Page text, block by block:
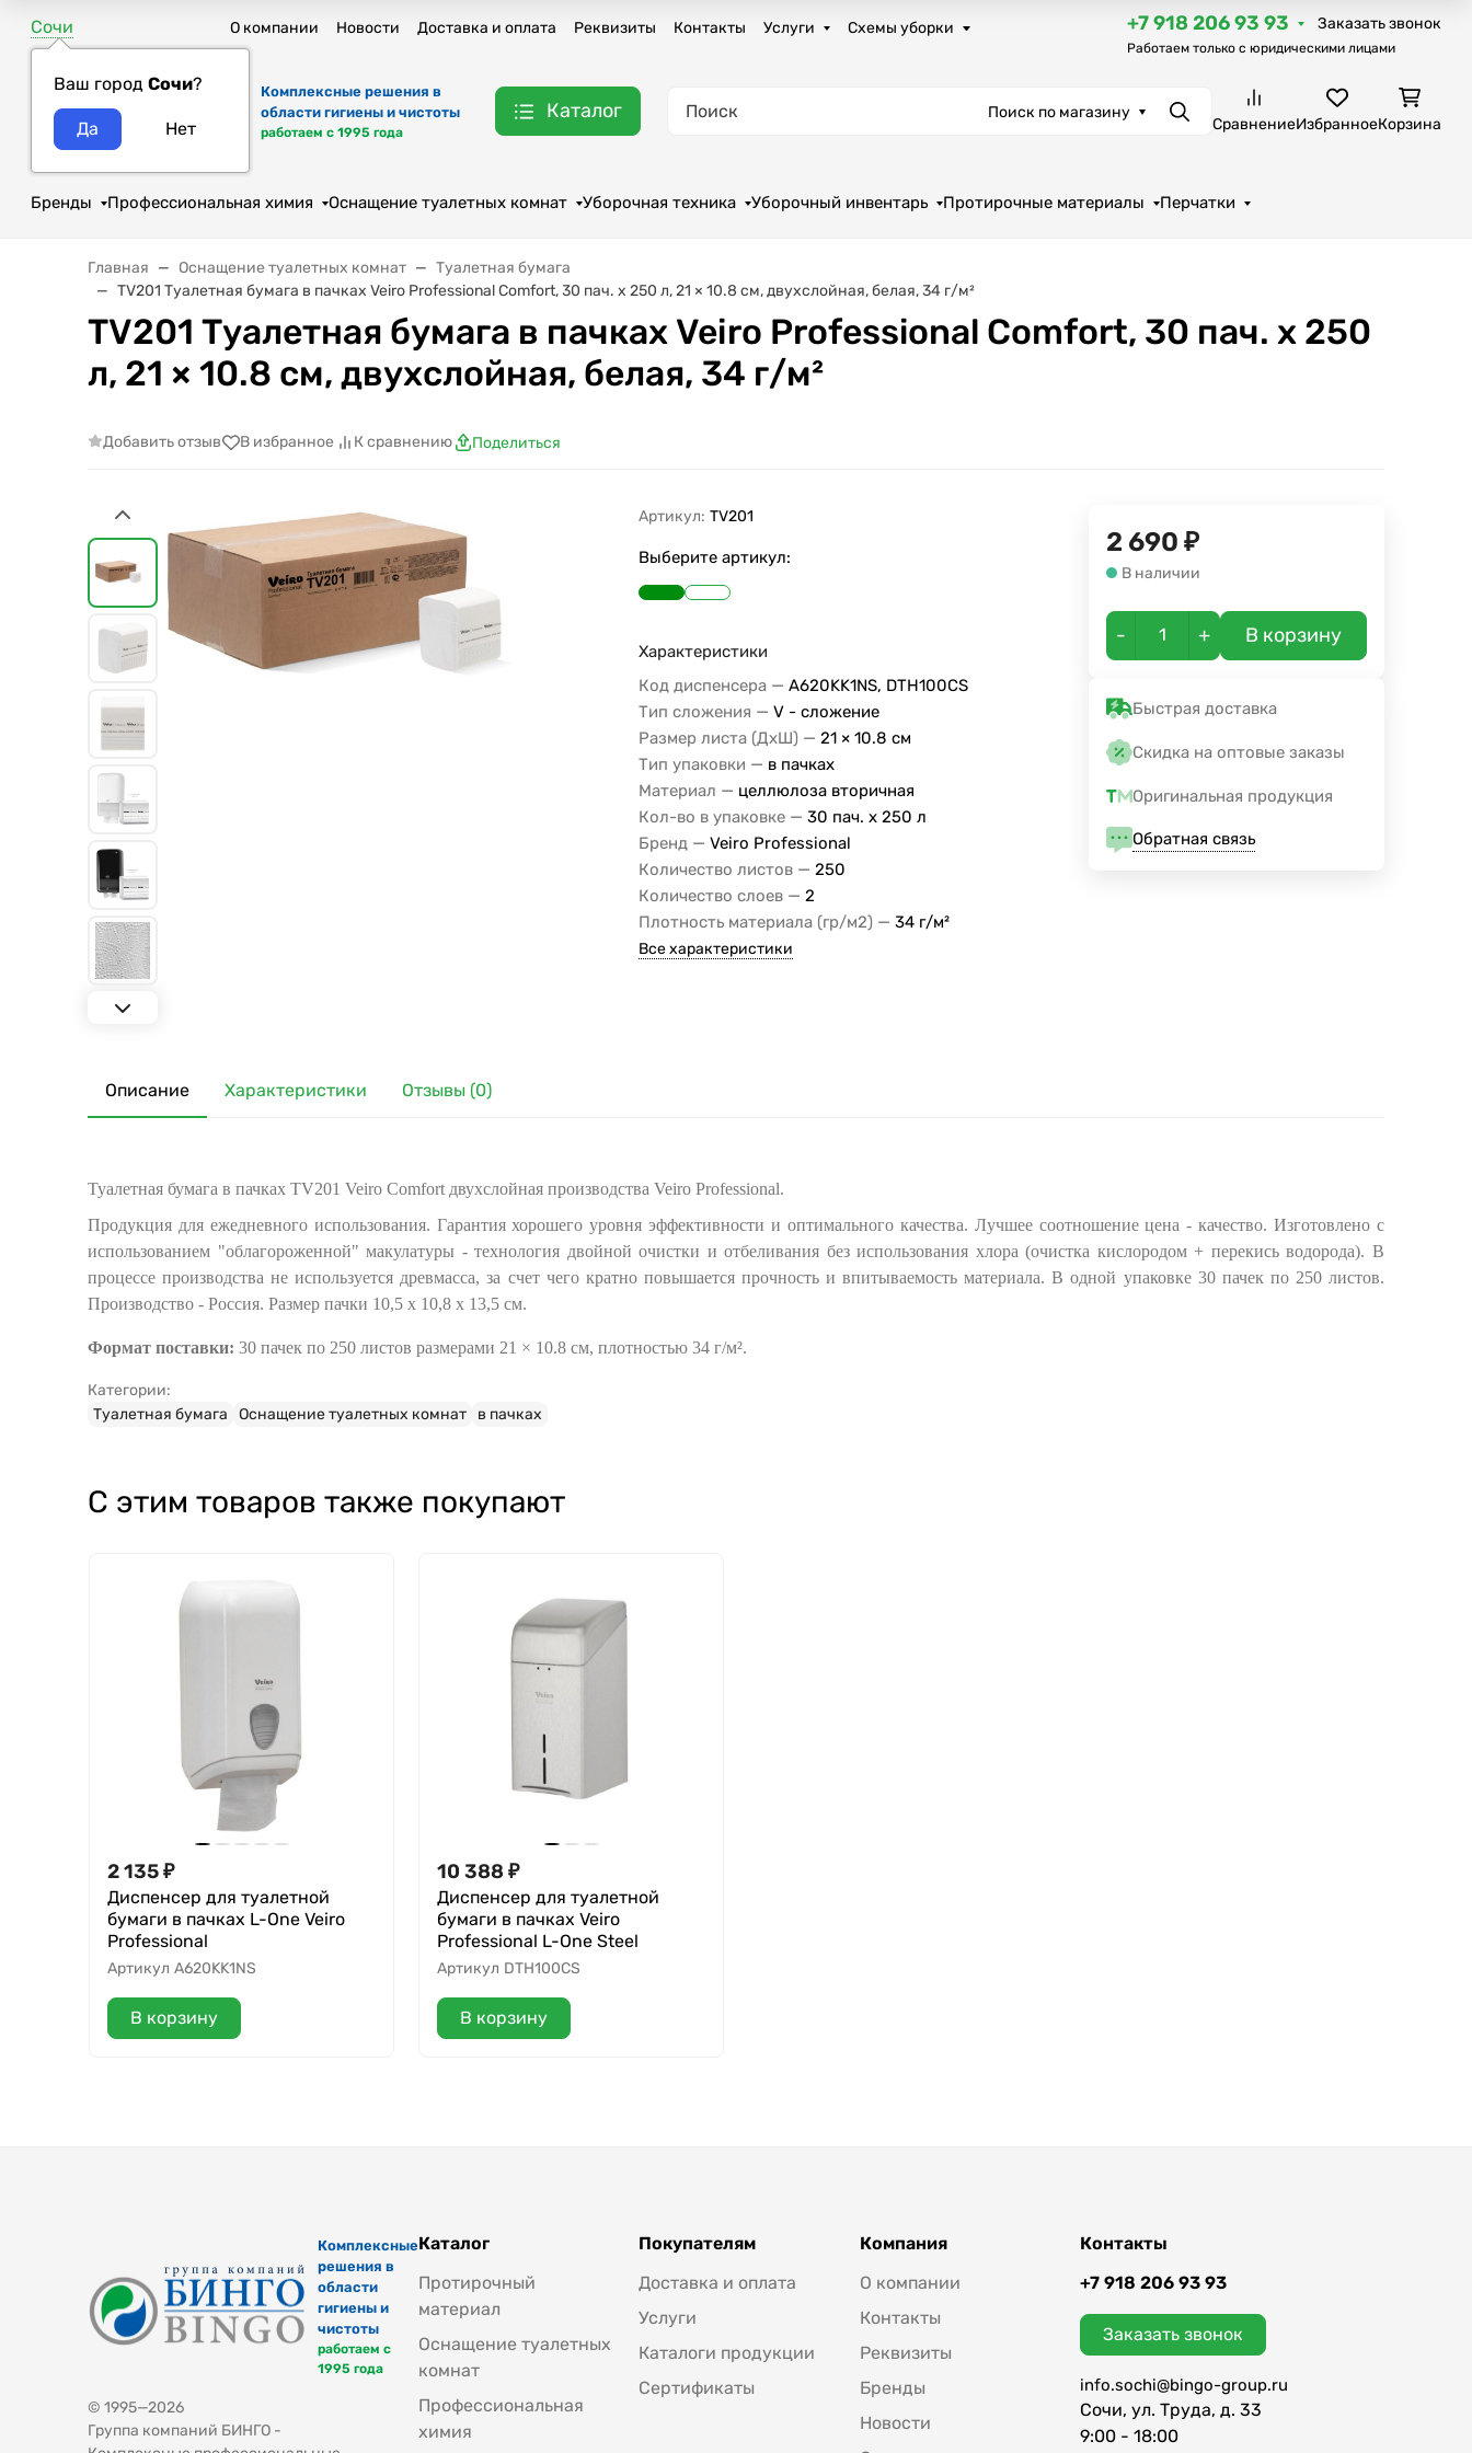
Сочи
Ваш город Сочи?
О компании Новости Доставка и оплата Реквизиты Контакты Услуги Схемы уборки +7 918 206 93 93 Заказать звонок
Работаем только с юридическими лицами
Комплексные решения в
области гигиены и чистоты
работаем с 1995 года
Каталог Поиск по магазину ПоискСравнениеИзбранноеКорзина
Бренды Профессиональная химия Оснащение туалетных комнат Уборочная техника Уборочный инвентарь Протирочные материалы Перчатки
Главная Оснащение туалетных комнат
Туалетная бумага
TV201 Туалетная бумага в пачках Veiro Professional Comfort, 30 пач. х 250 л, 21 × 10.8 см, двухслойная, белая, 34 г/м²
TV201 Туалетная бумага в пачках Veiro Professional Comfort, 30 пач. х 250
л, 21 × 10.8 см, двухслойная, белая, 34 г/м²
Добавить отзыв В избранное К сравнению Поделиться
Артикул: TV201
Выберите артикул:
Характеристики
Код диспенсера — A620KK1NS, DTH100CS
Тип сложения — V - сложение
Размер листа (ДхШ) — 21 × 10.8 см
Тип упаковки — в пачках
Материал — целлюлоза вторичная
Кол-во в упаковке — 30 пач. х 250 л
Бренд — Veiro Professional
Количество листов — 250
Количество слоев — 2
Плотность материала (гр/м2) — 34 г/м²
Все характеристики
2 690 ₽
В наличии
- + В корзину
Быстрая доставка
Скидка на оптовые заказы
Оригинальная продукция
Обратная связь
Описание Характеристики Отзывы (0)
Туалетная бумага в пачках TV201 Veiro Comfort двухслойная производства Veiro Professional.
Продукция для ежедневного использования. Гарантия хорошего уровня эффективности и оптимального качества. Лучшее соотношение цена - качество. Изготовлено с
использованием "облагороженной" макулатуры - технология двойной очистки и отбеливания без использования хлора (очистка кислородом + перекись водорода). В
процессе производства не используется древмасса, за счет чего кратно повышается прочность и впитываемость материала. В одной упаковке 30 пачек по 250 листов.
Производство - Россия. Размер пачки 10,5 х 10,8 х 13,5 см.
Формат поставки: 30 пачек по 250 листов размерами 21 × 10.8 см, плотностью 34 г/м².
Категории:
Туалетная бумага
Оснащение туалетных комнат в пачках
С этим товаров также покупают
2 135₽
Диспенсер для туалетной
бумаги в пачках L-One Veiro
Professional
Артикул A620KK1NS
В корзину
10 388 ₽
Диспенсер для туалетной
бумаги в пачках Veiro
Professional L-One Steel
Артикул DTH100CS
В корзину
Комплексные
решения в
области
гигиены и
чистоты
работаем с
1995 года
© 1995—2026
Группа компаний БИНГО -
Каталог
Протирочный
материал
Оснащение туалетных
комнат
Профессиональная
химия
Покупателям
Доставка и оплата
Услуги
Каталоги продукции
Сертификаты
Компания
О компании
Контакты
Реквизиты
Бренды
Новости
Контакты
+7 918 206 93 93
Заказать звонок
info.sochi@bingo-group.ru
Сочи, ул. Труда, д. 33
9:00 - 18:00